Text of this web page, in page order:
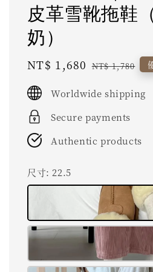
皮革雪靴拖鞋
奶）
Sale
NT$ 1,680 Regular
NT$ 1,780
Worldwide shipping
Secure payments
Authentic products
尺寸: 22.5